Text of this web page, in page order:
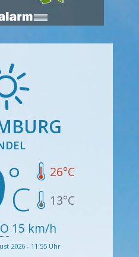
26°C
13°C
15 km/h
2026 - 11:55 Uhr